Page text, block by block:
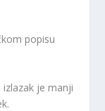
popisu
izlazak je manji